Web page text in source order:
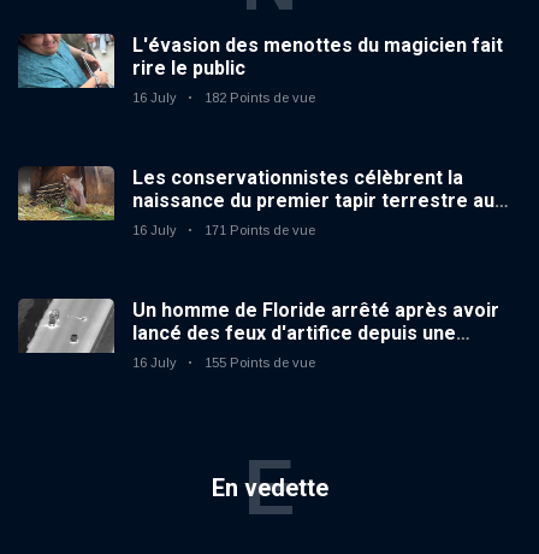
L'évasion des menottes du magicien fait
rire le public
16 July 182 Points de vue
Les conservationnistes célèbrent la
naissance du premier tapir terrestre au
zoo du Royaume-Uni depuis 14 ans
16 July 171 Points de vue
Un homme de Floride arrêté après avoir
lancé des feux d'artifice depuis une
voiture en mouvement
16 July 155 Points de vue
En vedette
E